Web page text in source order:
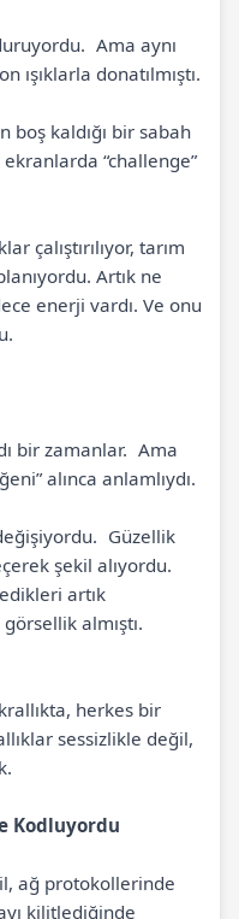
Ama aynı
ışıklarla donatılmıştı.
boş kaldığı bir sabah
“challenge”
çalıştırılıyor, tarım
Artık ne
enerji vardı. Ve onu
bir zamanlar. Ama
alınca anlamlıydı.
Güzellik
şekil alıyordu.
artık
almıştı.
herkes bir
sessizlikle değil,
Kodluyordu
ağ protokollerinde
kilitlediğinde